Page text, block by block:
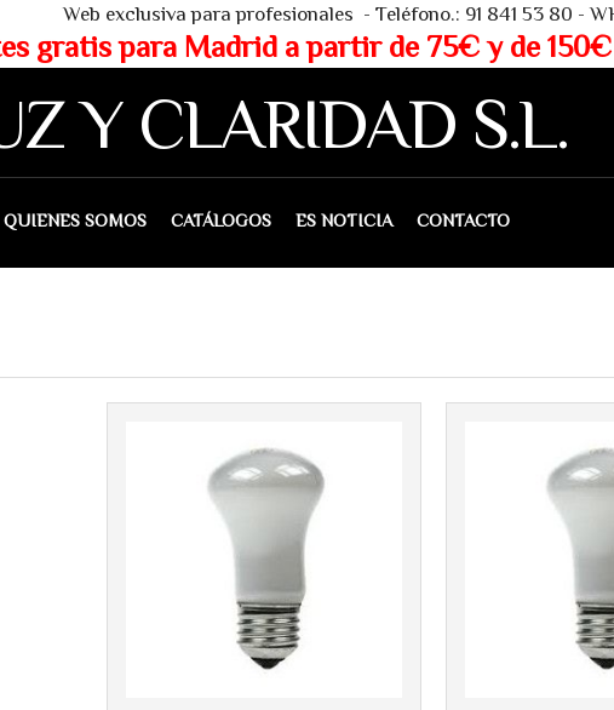
91 841 53 80 - WHATSAPP
de 75€ y de 150€ (IVA
Y CLARIDAD S.L.
SOMOS CATÁLOGOS ES NOTICIA CONTACTO